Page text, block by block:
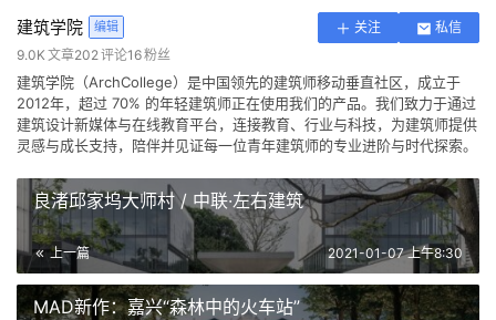
建筑学院 编辑 关注
私信
9.0K 文章202评论16粉丝
建筑学院（ArchCollege）是中国领先的建筑师移动垂直社区，成立于
2012年，超过 70% 的年轻建筑师正在使用我们的产品。我们致力于通过
建筑设计新媒体与在线教育平台，连接教育、行业与科技，为建筑师提供
灵感与成长支持，陪伴并见证每一位青年建筑师的专业进阶与时代探索。
良渚邱家坞大师村 / 中联·左右建筑
上一篇 2021-01-07 上午8:30
MAD新作：嘉兴“森林中的火车站”